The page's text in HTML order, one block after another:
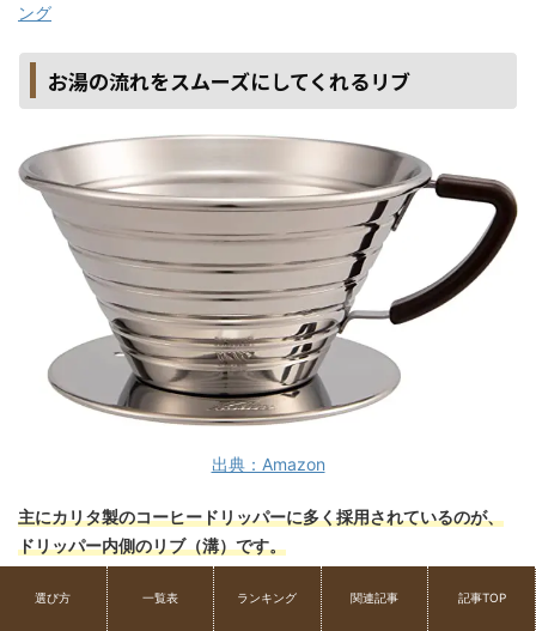
ング
お湯の流れをスムーズにしてくれるリブ
出典：Amazon
主にカリタ製のコーヒードリッパーに多く採用されているのが、
ドリッパー内側のリブ（溝）です。
リブはドリッパー内側に溝のような形で彫られており、フィルタ
選び方 一覧表 ランキング 関連記事 記事TOP